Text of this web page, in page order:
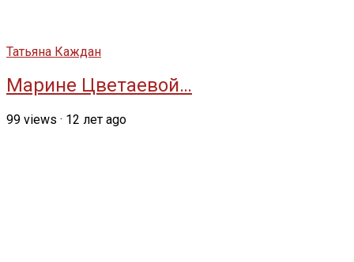
Татьяна Каждан
Марине Цветаевой…
99 views · 12 лет ago